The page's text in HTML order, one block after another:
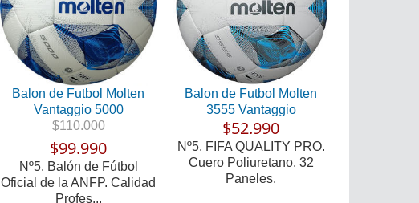
Balon de Futbol Molten
Vantaggio 5000
$110.000
$99.990
Nº5. Balón de Fútbol
Oficial de la ANFP. Calidad
Profes...
Balon de Futbol Molten
3555 Vantaggio
$52.990
Nº5. FIFA QUALITY PRO.
Cuero Poliuretano. 32
Paneles.